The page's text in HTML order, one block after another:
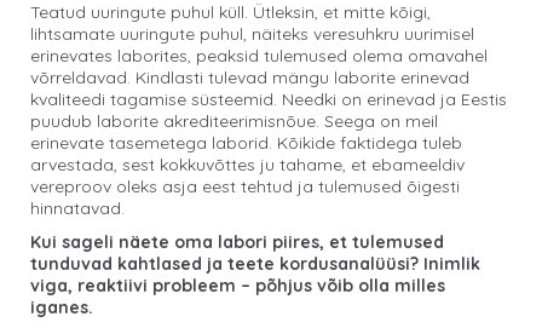
Teatud uuringute puhul küll. Ütleksin, et mitte kõigi,
lihtsamate uuringute puhul, näiteks veresuhkru uurimisel
erinevates laborites, peaksid tulemused olema omavahel
võrreldavad. Kindlasti tulevad mängu laborite erinevad
kvaliteedi tagamise süsteemid. Needki on erinevad ja Eestis
puudub laborite akrediteerimisnõue. Seega on meil
erinevate tasemetega laborid. Kõikide faktidega tuleb
arvestada, sest kokkuvõttes ju tahame, et ebameeldiv
vereproov oleks asja eest tehtud ja tulemused õigesti
hinnatavad.
Kui sageli näete oma labori piires, et tulemused
tunduvad kahtlased ja teete kordusanalüüsi? Inimlik
viga, reaktiivi probleem – põhjus võib olla milles
iganes.